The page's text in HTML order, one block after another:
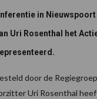
in
Uri Rosenthal het
door de
Uri Rosenthal